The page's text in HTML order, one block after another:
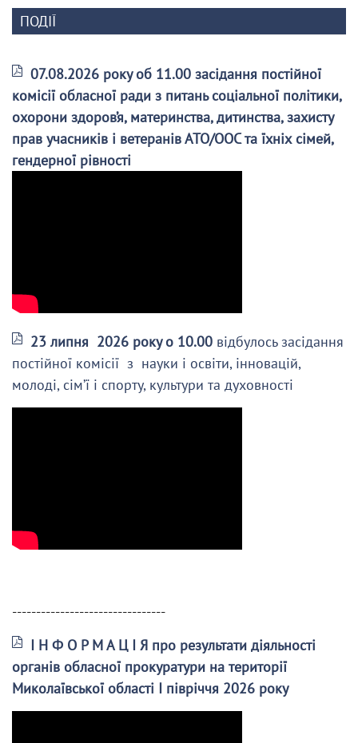
ПОДІЇ
07.08.2026 року об 11.00 засідання постійної
комісії обласної ради з питань соціальної політики,
охорони здоров’я, материнства, дитинства, захисту
прав учасників і ветеранів АТО/ООС та їхніх сімей,
гендерної рівності
23 липня 2026 року о 10.00 відбулось засідання
постійної комісії з науки і освіти, інновацій,
молоді, сім’ї і спорту, культури та духовності
--------------------------------
І Н Ф О Р М А Ц І Я про результати діяльності
органів обласної прокуратури на території
Миколаївської області І півріччя 2026 року